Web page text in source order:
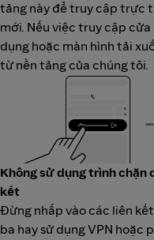
tảng này để truy cập trực
mới. Nếu việc truy cập
dụng hoặc màn hình tải
từ nền tảng của chúng tôi.
Không sử dụng trình chặn
kết
Đừng nhấp vào các liên
ba hay sử dụng VPN hoặc